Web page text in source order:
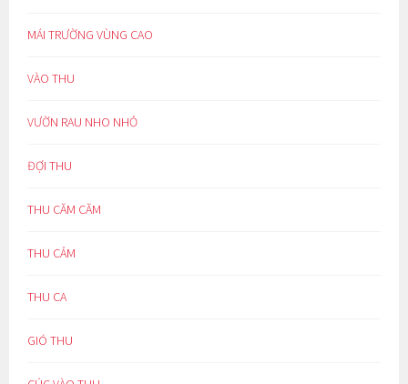
MÁI TRƯỜNG VÙNG CAO
VÀO THU
VƯỜN RAU NHO NHỎ
ĐỢI THU
THU CĂM CĂM
THU CẢM
THU CA
GIÓ THU